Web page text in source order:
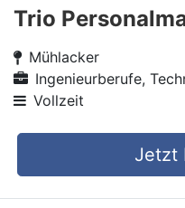
Trio
Mühlacker
Ingenieurberufe,
Vollzeit
Jetzt